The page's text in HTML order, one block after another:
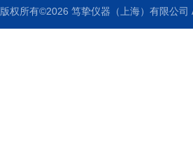
版权所有©2026 笃挚仪器（上海）有限公